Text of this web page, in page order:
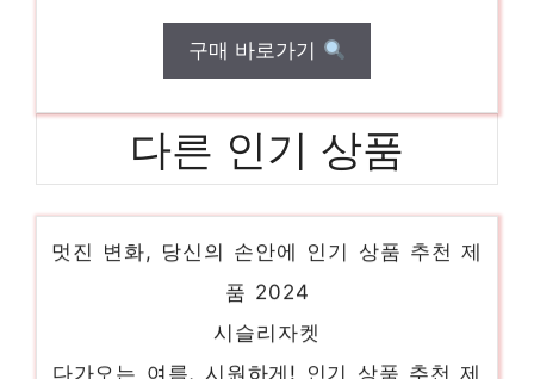
구매 바로가기
다른 인기 상품
메종키츠네